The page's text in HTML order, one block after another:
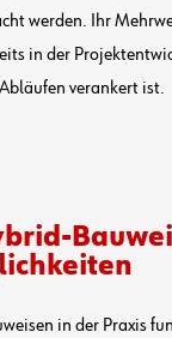
werden. Ihr
in der
verankert ist.
in der Praxis